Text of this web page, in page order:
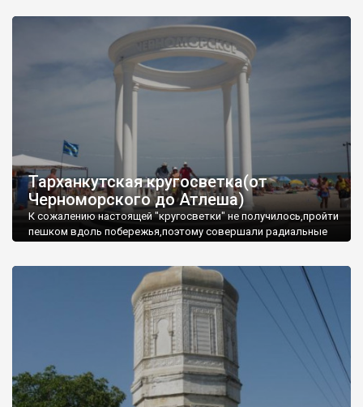
Тарханкутская кругосветка(от
Черноморского до Атлеша)
К сожалению настоящей "кругосветки" не получилось,пройти
пешком вдоль побережья,поэтому совершали радиальные